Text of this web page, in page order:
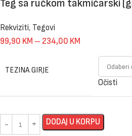
Teg sa ručkom takmičarski
Rekviziti, Tegovi
99,90 KM – 234,00 KM
TEZINA GIRJE
Očisti
DODAJ U KORPU